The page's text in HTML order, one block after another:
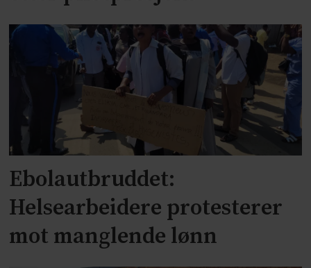
Ebolautbruddet:
Helsearbeidere protesterer
mot manglende lønn